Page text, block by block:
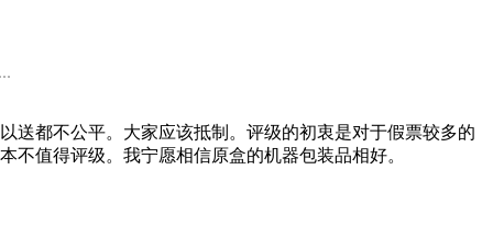
送都不公平。大家应该抵制。评级的初衷是对于假票较多的
值得评级。我宁愿相信原盒的机器包装品相好。